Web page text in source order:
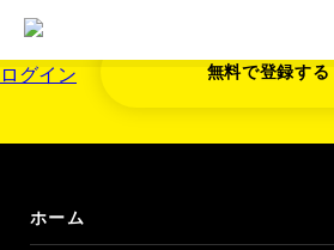
ログイン 無料で登録する
ホーム